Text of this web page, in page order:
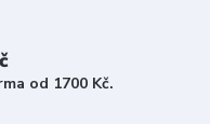
od 1700 Kč.